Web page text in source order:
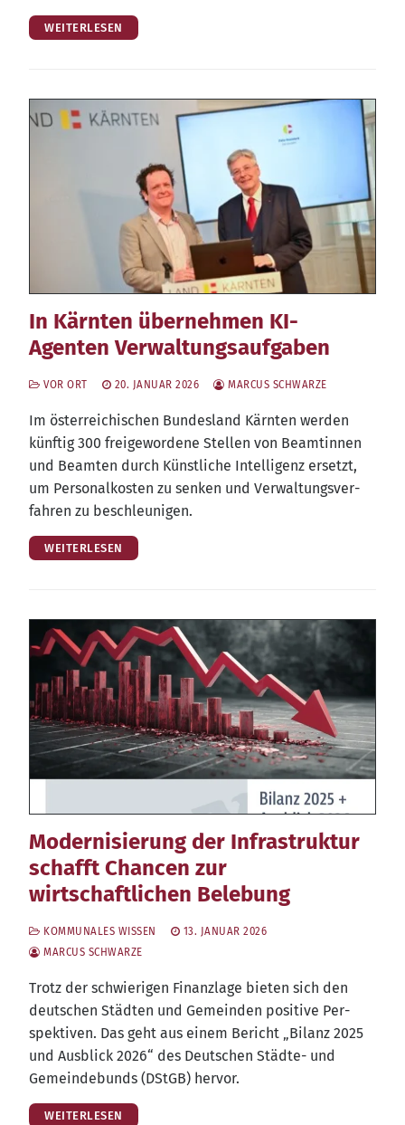
WEITERLESEN
In Kärnten übernehmen KI-
Agenten Verwaltungsaufgaben
VOR ORT 20. JANUAR 2026 MARCUS SCHWARZE
Im öster­rei­chi­schen Bun­des­land Kärn­ten wer­den
künf­tig 300 frei­ge­wor­de­ne Stel­len von Beam­tin­nen
und Beam­ten durch Künst­li­che Intel­li­genz ersetzt,
um Per­so­nal­kos­ten zu sen­ken und Ver­wal­tungs­ver­
fah­ren zu beschleunigen.
WEITERLESEN
Modernisierung der Infrastruktur
schafft Chancen zur
wirtschaftlichen Belebung
KOMMUNALES WISSEN
13. JANUAR 2026
MARCUS SCHWARZE
Trotz der schwie­ri­gen Finanz­la­ge bie­ten sich den
deut­schen Städ­ten und Gemein­den posi­ti­ve Per­
spek­ti­ven. Das geht aus einem Bericht „Bilanz 2025
und Aus­blick 2026“ des Deut­schen Städ­te- und
Gemein­de­bunds (DStGB) hervor.
WEITERLESEN